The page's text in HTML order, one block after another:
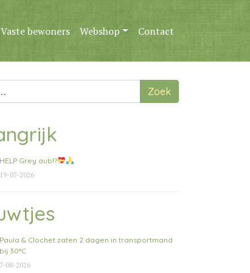
Vaste bewoners Webshop Contact
HELP Grey aub!?
19-07-2026
Paula & Clochet zaten 2 dagen in transportmand
bij 30°C
7-08-2026